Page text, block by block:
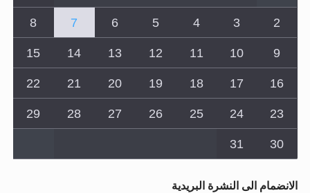
2
3
4
5
6
7
8
9
10
11
12
13
14
15
16
17
18
19
20
21
22
23
24
25
26
27
28
29
30
31
الانضمام الى النشرة البريدية